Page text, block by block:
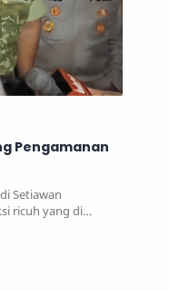
Pengamanan
Setiawan
ricuh yang di…